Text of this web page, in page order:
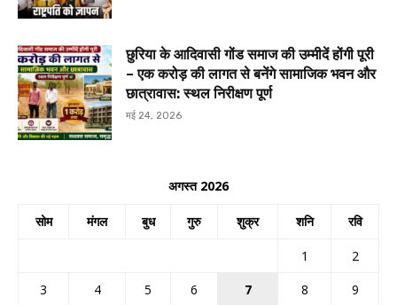
छुरिया के आदिवासी गोंड समाज की उम्मीदें होंगी पूरी
– एक करोड़ की लागत से बनेंगे सामाजिक भवन और
छात्रावास: स्थल निरीक्षण पूर्ण
मई 24, 2026
अगस्त 2026
सोम मंगल बुध गुरु शुक्र शनि रवि
1
2
3
4 5 6 7 8
9